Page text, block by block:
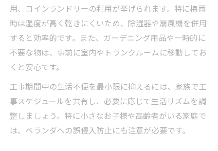
用、コインランドリーの利用が挙げられます。特に梅雨
時は湿度が高く乾きにくいため、除湿器や扇風機を併用
すると効率的です。また、ガーデニング用品や一時的に
不要な物は、事前に室内やトランクルームに移動してお
くと安心です。
工事期間中の生活不便を最小限に抑えるには、家族で工
事スケジュールを共有し、必要に応じて生活リズムを調
整しましょう。特に小さなお子様や高齢者がいる家庭で
は、ベランダへの誤侵入防止にも注意が必要です。